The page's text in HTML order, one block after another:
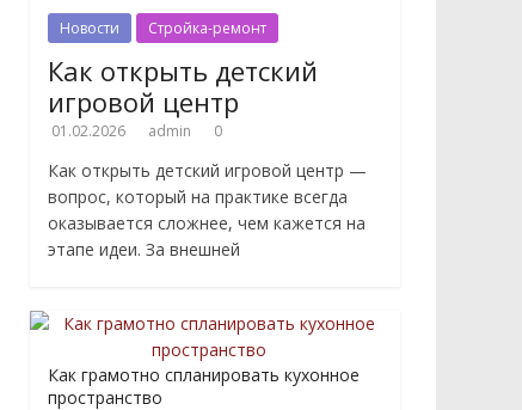
Новости Стройка-ремонт
Как открыть детский
игровой центр
01.02.2026 admin 0
Как открыть детский игровой центр —
вопрос, который на практике всегда
оказывается сложнее, чем кажется на
этапе идеи. За внешней
Как грамотно спланировать кухонное
пространство